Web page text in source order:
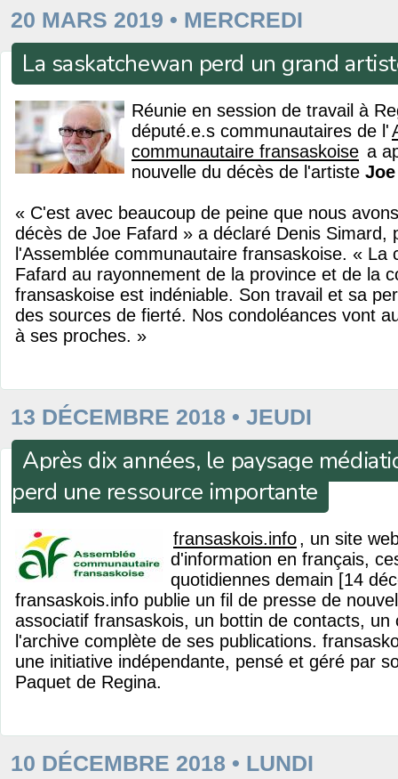
20 MARS 2019 • MERCREDI
La saskatchewan perd un grand
Réunie en session de travail à
député.e.s communautaires de l'
communautaire fransaskoise a
nouvelle du décès de l'artiste
« C'est avec beaucoup de peine que nous
décès de Joe Fafard » a déclaré Denis Simard,
l'Assemblée communautaire fransaskoise. « La
Fafard au rayonnement de la province et de la
fransaskoise est indéniable. Son travail et sa
des sources de fierté. Nos condoléances vont
à ses proches. »
13 DÉCEMBRE 2018 • JEUDI
Après dix années, le paysage
perd une ressource importante
fransaskois.info, un site
d'information en français,
quotidiennes demain [14
fransaskois.info publie un fil de presse de
associatif fransaskois, un bottin de contacts, un
l'archive complète de ses publications.
une initiative indépendante, pensé et géré par
Paquet de Regina.
10 DÉCEMBRE 2018 • LUNDI